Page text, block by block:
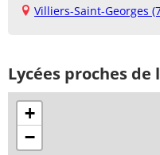
Villiers-Saint-Georges
Lycées proches
+
−